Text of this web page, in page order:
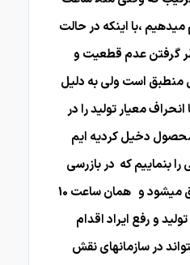
میدهیم ،با اینکه در حالت
گرفتن عدم قطعیت و
است ولی به دلیل
انحراف معیار تولید را در
دخیل کردیه ایم
بنماییم که در بازرسی
بعدی محصول نامنطبق میشود و همان ساعت 10
و رفع ایراد اقدام
در سازمانهای نقش